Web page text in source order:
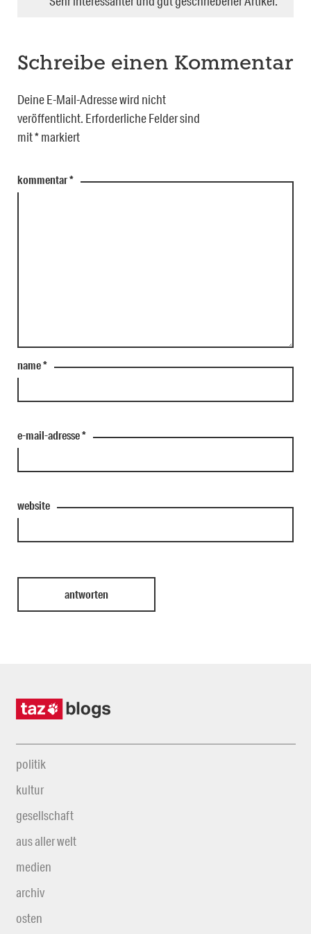
Schreibe einen Kommentar
Deine E-Mail-Adresse wird nicht
veröffentlicht. Erforderliche Felder sind
mit*markiert
kommentar*
name*
e-mail-adresse*
website
politik
kultur
gesellschaft
aus aller welt
medien
archiv
osten